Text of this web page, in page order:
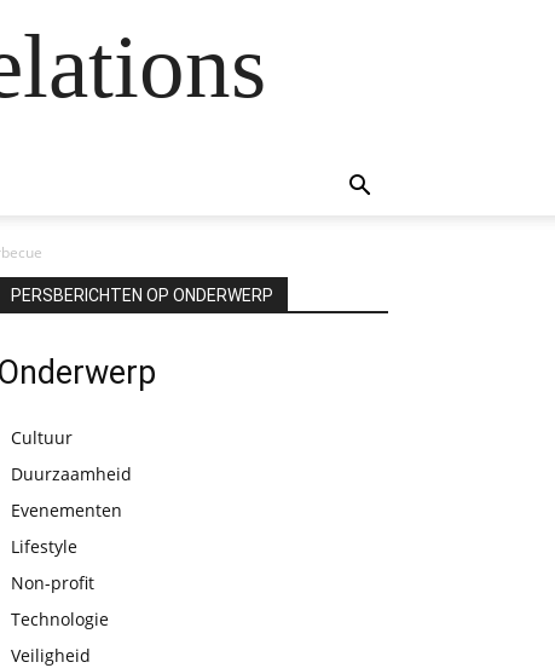
PERSBERICHTEN OP ONDERWERP
Onderwerp
Cultuur
Duurzaamheid
Evenementen
Lifestyle
Non-profit
Technologie
Veiligheid